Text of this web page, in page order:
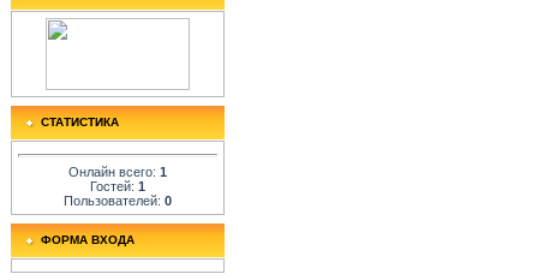
СТАТИСТИКА
Онлайн всего: 1
Гостей: 1
Пользователей: 0
ФОРМА ВХОДА